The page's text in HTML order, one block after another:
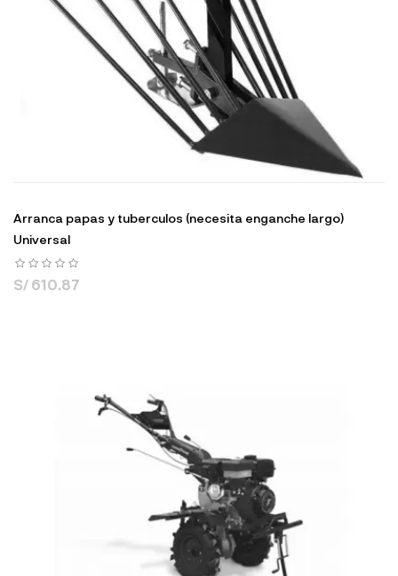
Arranca papas y tuberculos (necesita enganche largo)
Universal
S/ 610.87